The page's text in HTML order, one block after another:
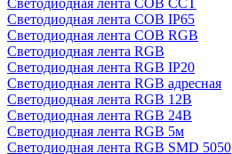
Светодиодная лента COB CCT
Светодиодная лента COB IP65
Светодиодная лента COB RGB
Светодиодная лента RGB
Светодиодная лента RGB IP20
Светодиодная лента RGB адресная
Светодиодная лента RGB 12В
Светодиодная лента RGB 24В
Светодиодная лента RGB 5м
Светодиодная лента RGB SMD 5050